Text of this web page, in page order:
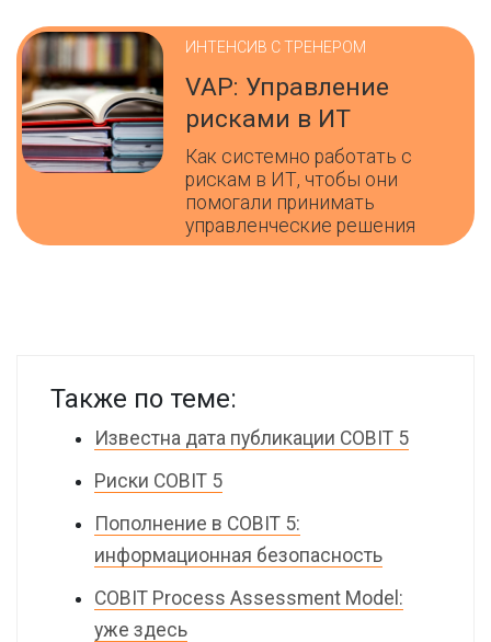
ИНТЕНСИВ С ТРЕНЕРОМ
VAP: Управление
рисками в ИТ
Как системно работать с
рискам в ИТ, чтобы они
помогали принимать
управленческие решения
Также по теме:
Известна дата публикации COBIT 5
Риски COBIT 5
Пополнение в COBIT 5:
информационная безопасность
COBIT Process Assessment Model:
уже здесь